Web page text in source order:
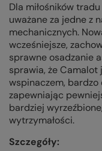
Dla miłośników
uważane za jedne z
mechanicznych.
wcześniejsze,
sprawne osadzanie
sprawia, że Camalot
wspinaczem, bardzo
zapewniając
bardziej
wytrzymałości.
Szczegóły: